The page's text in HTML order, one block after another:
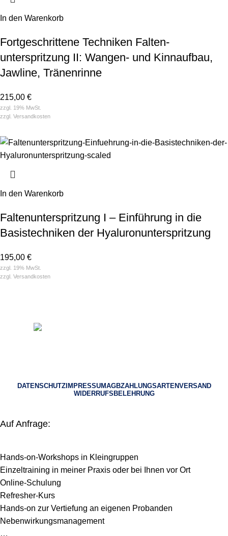
In den Warenkorb
Fort­ge­schrittene Techniken Falten­­
unterspritzung II: Wangen- und Kinnaufbau,
Jawline, Tränenrinne
215,00 €
zzgl. 19% MwSt.
zzgl. Versandkosten
In den Warenkorb
Falten­unterspritzung I – Einführung in die
Basis­techniken der Hyaluron­unterspritzung
195,00 €
zzgl. 19% MwSt.
zzgl. Versandkosten
DATENSCHUTZIMPRESSUMAGBZAHLUNGSARTENVERSAND
WIDERRUFSBELEHRUNG
Auf Anfrage:
Hands-on-Workshops in Kleingruppen
Einzeltraining in meiner Praxis oder bei Ihnen vor Ort
Online-Schulung
Refresher-Kurs
Hands-on zur Vertiefung an eigenen Probanden
Nebenwirkungsmanagement
…